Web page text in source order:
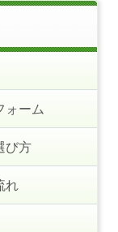
ォーム
び方
れ